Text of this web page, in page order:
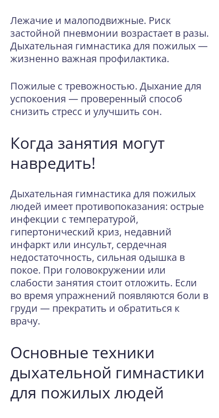
Лежачие и малоподвижные. Риск
застойной пневмонии возрастает в разы.
Дыхательная гимнастика для пожилых —
жизненно важная профилактика.
Пожилые с тревожностью. Дыхание для
успокоения — проверенный способ
снизить стресс и улучшить сон.
Когда занятия могут
навредить!
Дыхательная гимнастика для пожилых
людей имеет противопоказания: острые
инфекции с температурой,
гипертонический криз, недавний
инфаркт или инсульт, сердечная
недостаточность, сильная одышка в
покое. При головокружении или
слабости занятия стоит отложить. Если
во время упражнений появляются боли в
груди — прекратить и обратиться к
врачу.
Основные техники
дыхательной гимнастики
для пожилых людей